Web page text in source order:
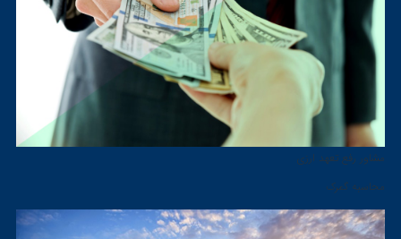
مشاور رفع تعهد ارزی
محاسبه گمرک